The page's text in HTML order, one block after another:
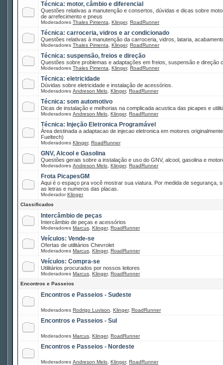
Técnica: motor, câmbio e diferencial
Questões relativas a manutenção e consertos, dúvidas e dicas sobre
de arrefecimento e pneus
Moderadores Thales Pimenta Klinger, RoadRunner
Técnica: carroceria, vidros e ar condicionado
Questões relativas à manutenção da carroceria, vidros, lataria,
Moderadores Thales Pimenta Klinger, RoadRunner
Técnica: suspensão, freios e direção
Questões sobre problemas e adaptações em freios, suspensão e direção
Moderadores Thales Pimenta Klinger, RoadRunner
Técnica: eletricidade
Dúvidas sobre eletricidade e instalação de acessórios.
Moderadores Andreson Melo Klinger, RoadRunner
Técnica: som automotivo
Dicas de instalação e melhorias na complicada acustica das picapes e
Moderadores Andreson Melo Klinger, RoadRunner
Técnica: Injeção Eletronica Programável
Área destinada a adaptacao de injecao eletronica em motores
Fueltech)
Moderadores Klinger, RoadRunner
GNV, Alcool e Gasolina
Questões gerais sobre a instalação e uso do GNV, alcool, gasolina e
Moderadores Andreson Melo Klinger, RoadRunner
Frota PicapesGM
Aqui é o espaço pra você mostrar sua viatura. Por medida de segurança,
as letras e numeros das placas.
ModeradorKlinger
Classificados
Intercâmbio de peças
Intercâmbio de peças e acessórios
Moderadores Marcus Klinger, RoadRunner
Veículos: Vende-se
Ofertas de utilitários Chevrolet
Moderadores Marcus Klinger, RoadRunner
Veículos: Compra-se
Utilitários procurados por nossos leitores
Moderadores Marcus Klinger, RoadRunner
Encontros e Passeios
Encontros e Passeios - Sudeste
Moderadores Rodrigo Luvison Klinger, RoadRunner
Encontros e Passeios - Sul
Moderadores Marcus Klinger, RoadRunner
Encontros e Passeios - Nordeste
Moderadores Andreson Melo Klinger, RoadRunner